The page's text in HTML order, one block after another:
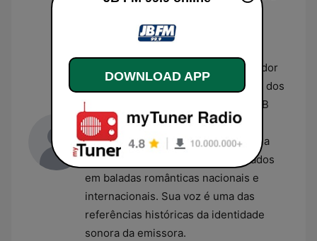
serviços aos ouvintes da estação.
é o apresentador
, um dos
segmentos de maior audiência da JB
FM. Com uma carreira dedicada à
locução de rádio, ele se destaca pela
condução de blocos musicais focados
em baladas românticas nacionais e
internacionais. Sua voz é uma das
referências históricas da identidade
sonora da emissora.
DOWNLOAD APP